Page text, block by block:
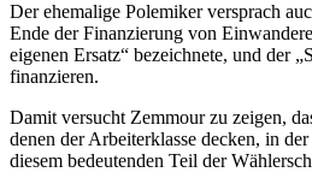
Der ehemalige Polemiker versprach
Ende der Finanzierung von
eigenen Ersatz“ bezeichnete, und der
finanzieren.
Damit versucht Zemmour zu zeigen,
denen der Arbeiterklasse decken, in
diesem bedeutenden Teil der